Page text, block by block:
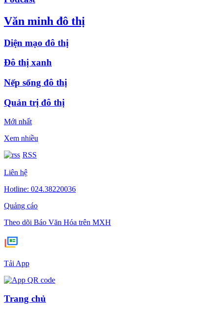
Văn minh đô thị
Diện mạo đô thị
Đô thị xanh
Nếp sống đô thị
Quản trị đô thị
Mới nhất
Xem nhiều
RSS
Liên hệ
Hotline: 024.38220036
Quảng cáo
Theo dõi Báo Văn Hóa trên MXH
Tải App
Trang chủ